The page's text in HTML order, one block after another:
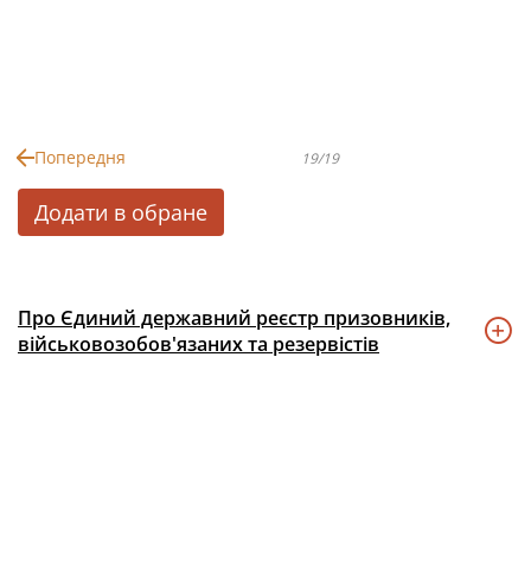
Попередня 19/19
Додати в обране
Про Єдиний державний реєстр призовників,
військовозобов'язаних та резервістів